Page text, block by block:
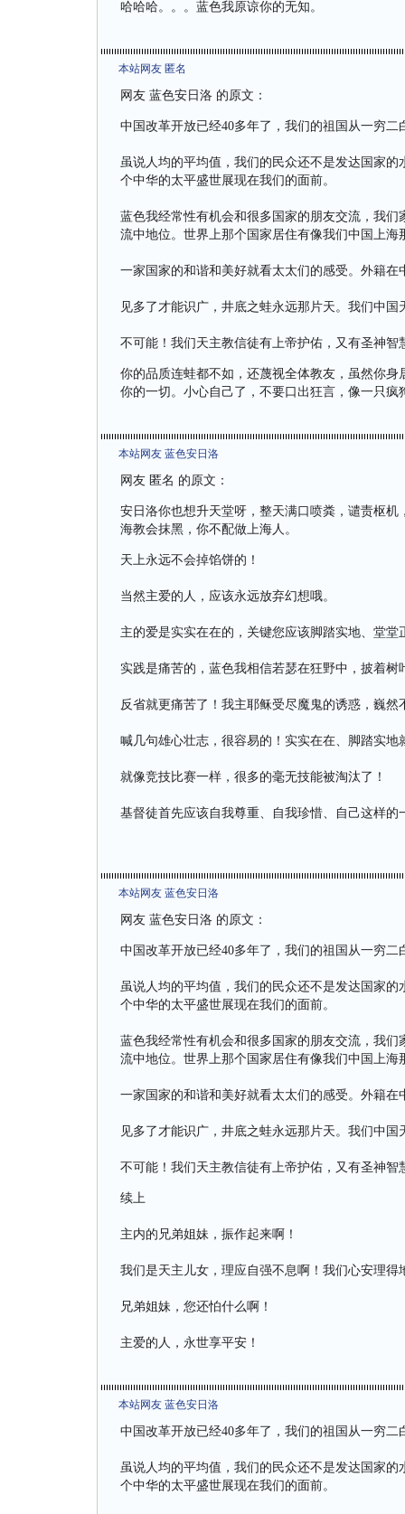
哈哈哈。。。蓝色我原谅你的无知。
本站网友 匿名
网友 蓝色安日洛 的原文：
中国改革开放已经40多年了，我们的祖国从一穷
虽说人均的平均值，我们的民众还不是发达国家
个中华的太平盛世展现在我们的面前。
蓝色我经常性有机会和很多国家的朋友交流，我
流中地位。世界上那个国家居住有像我们中国上海
一家国家的和谐和美好就看太太们的感受。外籍
见多了才能识广，井底之蛙永远那片天。我们中
不可能！我们天主教信徒有上帝护佑，又有圣神智
你的品质连蛙都不如，还蔑视全体教友，虽然你
你的一切。小心自己了，不要口出狂言，像一只疯
本站网友 蓝色安日洛
网友 匿名 的原文：
安日洛你也想升天堂呀，整天满口喷粪，谴责枢
海教会抹黑，你不配做上海人。
天上永远不会掉馅饼的！
当然主爱的人，应该永远放弃幻想哦。
主的爱是实实在在的，关键您应该脚踏实地、堂堂
实践是痛苦的，蓝色我相信若瑟在狂野中，披着树
反省就更痛苦了！我主耶稣受尽魔鬼的诱惑，巍然
喊几句雄心壮志，很容易的！实实在在、脚踏实地
就像竞技比赛一样，很多的毫无技能被淘汰了！
基督徒首先应该自我尊重、自我珍惜、自己这样的
本站网友 蓝色安日洛
网友 蓝色安日洛 的原文：
中国改革开放已经40多年了，我们的祖国从一穷
虽说人均的平均值，我们的民众还不是发达国家
个中华的太平盛世展现在我们的面前。
蓝色我经常性有机会和很多国家的朋友交流，我
流中地位。世界上那个国家居住有像我们中国上海
一家国家的和谐和美好就看太太们的感受。外籍
见多了才能识广，井底之蛙永远那片天。我们中
不可能！我们天主教信徒有上帝护佑，又有圣神智
续上
主内的兄弟姐妹，振作起来啊！
我们是天主儿女，理应自强不息啊！我们心安理
兄弟姐妹，您还怕什么啊！
主爱的人，永世享平安！
本站网友 蓝色安日洛
中国改革开放已经40多年了，我们的祖国从一穷
虽说人均的平均值，我们的民众还不是发达国家
个中华的太平盛世展现在我们的面前。